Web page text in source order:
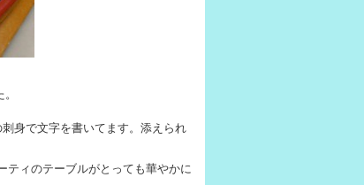
身で文字を書いてます。添えられ
ィのテーブルがとっても華やかに